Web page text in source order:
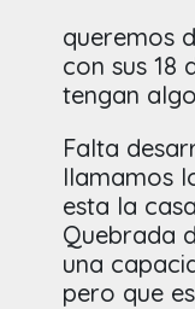
queremos
con sus 18
tengan
Falta
llamamos
esta la
Quebrada
una
pero que